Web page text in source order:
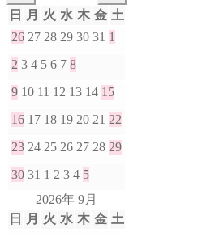
日
月 火 水 木 金 土
26 27 28 29 30 31 1
2 3 4 5 6 7 8
9 10 11 12 13 14 15
16 17 18 19 20 21 22
23 24 25 26 27 28 29
30 31 1 2 3 4 5
2026年 9月
日
月 火 水 木 金 土